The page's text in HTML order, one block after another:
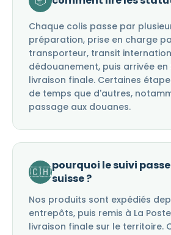
Chaque colis passe par
préparation, prise en charge
transporteur, transit
dédouanement, puis arrivée en
livraison finale. Certaines
de temps que d'autres,
passage aux douanes.
🇨🇭pourquoi le suivi
suisse ?
Nos produits sont expédiés
entrepôts, puis remis à La
livraison finale sur le territoire.